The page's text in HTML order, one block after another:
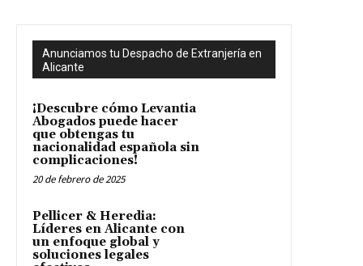
Anunciamos tu Despacho de Extranjería en
Alicante
¡Descubre cómo Levantia
Abogados puede hacer
que obtengas tu
nacionalidad española sin
complicaciones!
20 de febrero de 2025
Pellicer & Heredia:
Líderes en Alicante con
un enfoque global y
soluciones legales